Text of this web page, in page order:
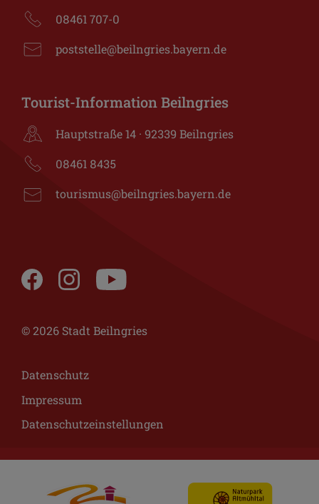
08461 707-0
poststelle@beilngries.bayern.de
Tourist-Information Beilngries
Hauptstraße 14 · 92339 Beilngries
08461 8435
tourismus@beilngries.bayern.de
© 2026 Stadt Beilngries
Datenschutz
Impressum
Datenschutzeinstellungen